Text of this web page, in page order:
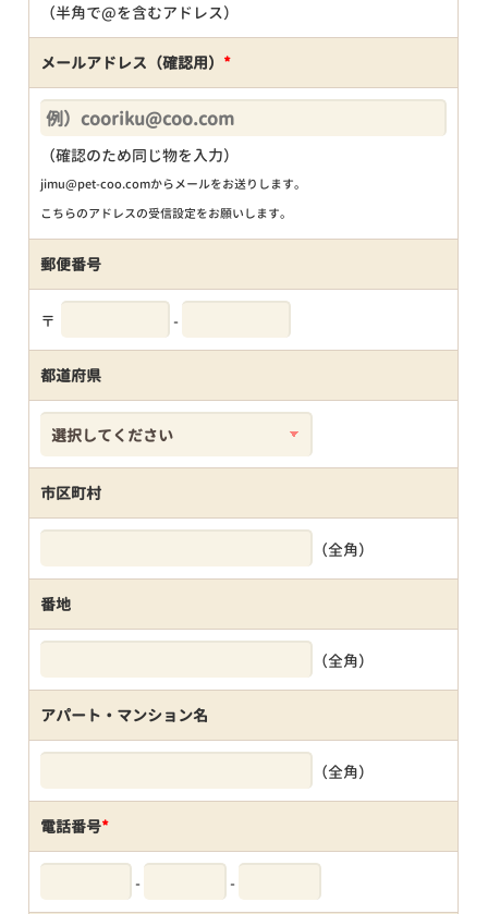
（半角で@を含むアドレス）
メールアドレス（確認用） *
（確認のため同じ物を入力）
jimu@pet-coo.comからメールをお送りします。
こちらのアドレスの受信設定をお願いします。
郵便番号
〒 -
都道府県
市区町村
（全角）
番地
（全角）
アパート・マンション名
（全角）
電話番号*
- -